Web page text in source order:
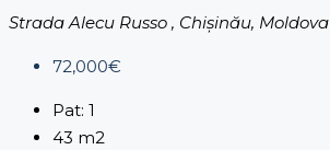
Strada Alecu Russo , Chișinău, Moldova
72,000€
Pat: 1
43 m2